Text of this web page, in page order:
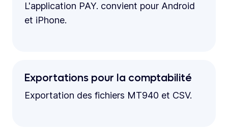
L'application PAY. convient pour Android
et iPhone.
Exportations pour la comptabilité
Exportation des fichiers MT940 et CSV.